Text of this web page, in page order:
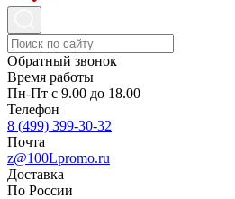
Обратный звонок
Время работы
Пн-Пт с 9.00 до 18.00
Телефон
8 (499) 399-30-32
Почта
z@100Lpromo.ru
Доставка
По России